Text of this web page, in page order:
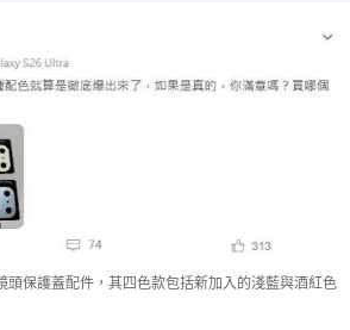
頭保護蓋配件，其四色款包括新加入的淺藍與酒紅色